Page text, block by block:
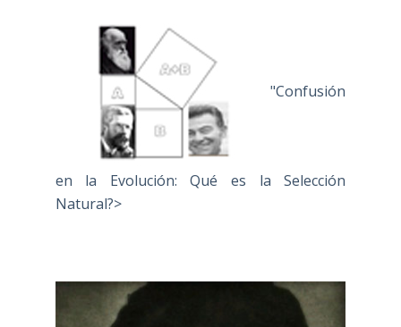
"Confusión
en la Evolución: Qué es la Selección
Natural?>